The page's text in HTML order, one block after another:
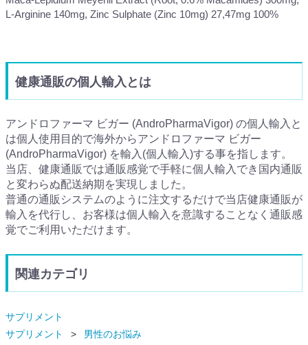
L-Arginine 140mg, Zinc Sulphate (Zinc 10mg) 27,47mg 100%
健康通販の個人輸入とは
アンドロファーマ ビガー (AndroPharmaVigor) の個人輸入と
は個人使用目的で海外からアンドロファーマ ビガー
(AndroPharmaVigor) を輸入(個人輸入)する事を指します。
当店、健康通販では通販感覚で手軽に個人輸入でき国内通販
と変わらぬ配送納期を実現しました。
普通の通販システムのように注文するだけで当店健康通販が
輸入を代行し、お客様は個人輸入を意識することなく通販感
覚でご利用いただけます。
関連カテゴリ
サプリメント
サプリメント
男性のお悩み